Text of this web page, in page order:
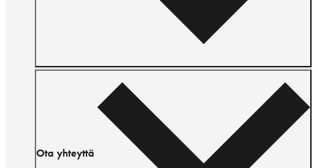
Ota yhteyttä